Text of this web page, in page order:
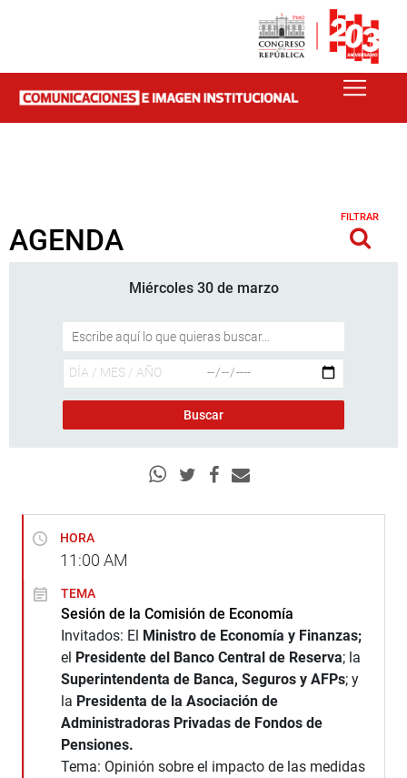
AGENDA
FILTRAR
Miércoles 30 de marzo
HORA
11:00 AM
TEMA
Sesión de la Comisión de Economía
Invitados: El Ministro de Economía y Finanzas;
el Presidente del Banco Central de Reserva; la
Superintendenta de Banca, Seguros y AFPs; y
la Presidenta de la Asociación de
Administradoras Privadas de Fondos de
Pensiones.
Tema: Opinión sobre el impacto de las medidas